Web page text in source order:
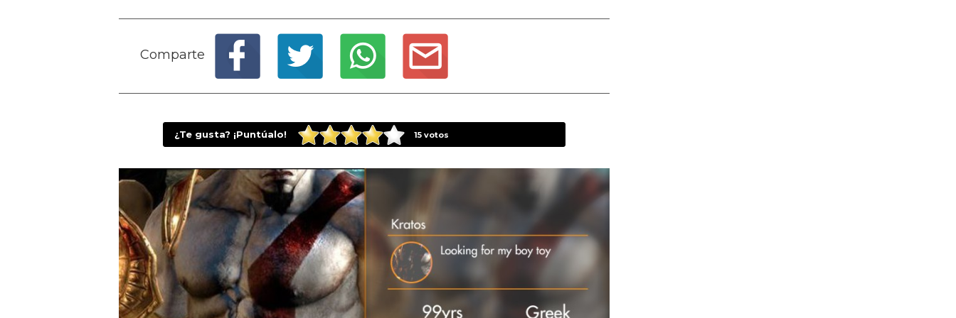
Comparte
¿Te gusta? ¡Puntúalo! 15 votos